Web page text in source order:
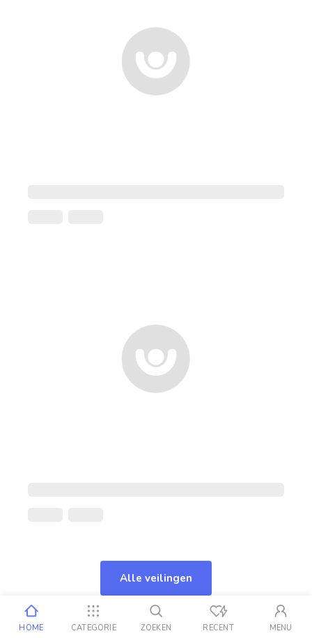
Alle veilingen
HOME CATEGORIE ZOEKEN RECENT MENU